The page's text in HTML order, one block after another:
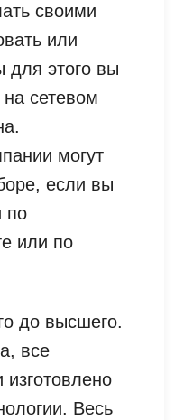
своими
или
этого вы
сетевом
могут
если вы
по
или по
до высшего.
все
Весь